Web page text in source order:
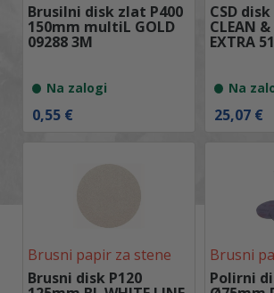
Brusilni disk zlat P400
150mm multiL GOLD
09288 3M
Na zalogi
0,55 €
CSD
CLEAN
EXTRA
Na
25,07 €
Brusni papir za stene
Brusni disk P120
Brusni
Polirni